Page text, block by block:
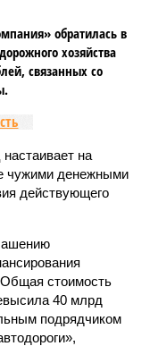
обратилась в
хозяйства
связанных со
на
чужими денежными
действующего
Общая стоимость
40 млрд
подрядчиком